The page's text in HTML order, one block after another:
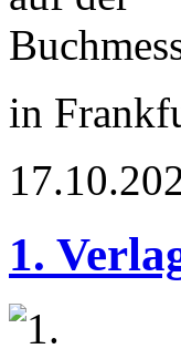
in
1.